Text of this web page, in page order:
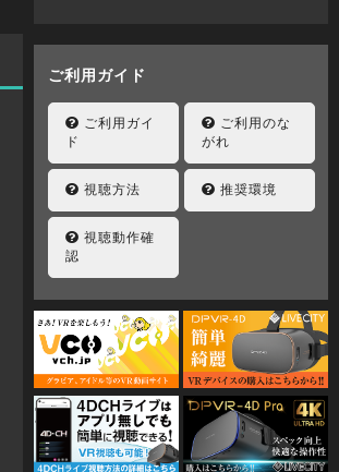
ご利用ガイド
ご利用ガイ
ド
ご利用のな
がれ
視聴方法 推奨環境
視聴動作確
認